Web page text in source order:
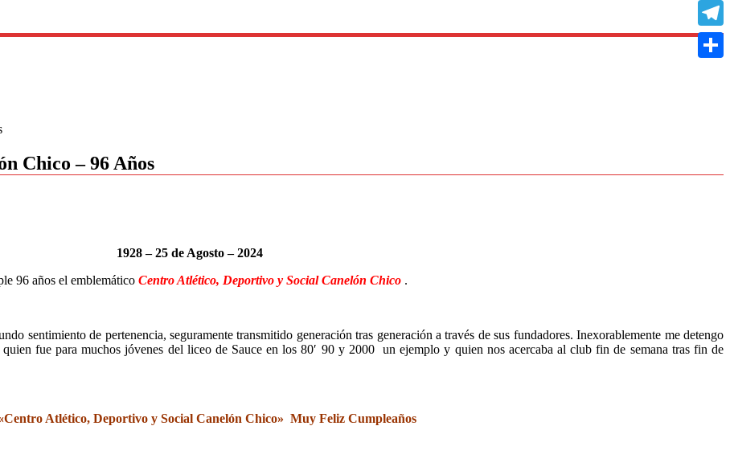
Chico – 96 Años
1928 – 25 de Agosto – 2024
96 años el emblemático Centro Atlético, Deportivo y Social Canelón Chico.
sentimiento de pertenencia, seguramente transmitido generación tras generación a través de sus fundadores. Inexorablemente me detengo
fue para muchos jóvenes del liceo de Sauce en los 80′ 90 y 2000 un ejemplo y quien nos acercaba al club fin de semana tras fin de
Atlético, Deportivo y Social Canelón Chico» Muy Feliz Cumpleaños
Copy
Link